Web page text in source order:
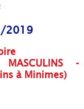
2019
-
à Minimes)